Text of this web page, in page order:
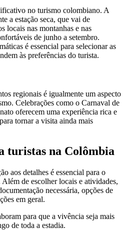
no turismo colombiano. A
a estação seca, que vai de
locais nas montanhas e nas
de junho a setembro.
é essencial para selecionar as
às preferências do turista.
regionais é igualmente um aspecto
Celebrações como o Carnaval de
oferecem uma experiência rica e
tornar a visita ainda mais
turistas na Colômbia
aos detalhes é essencial para o
de escolher locais e atividades,
necessária, opções de
em geral.
para que a vivência seja mais
de toda a estadia.